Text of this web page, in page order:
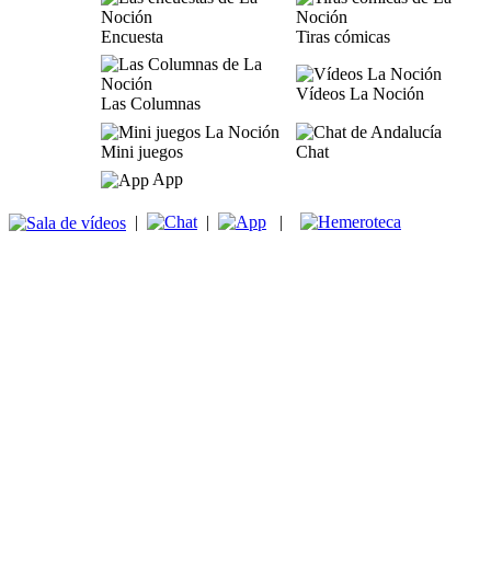
Encuesta Tiras cómicas
Las Columnas
Vídeos La Noción
Mini juegos
Chat
App
| | |